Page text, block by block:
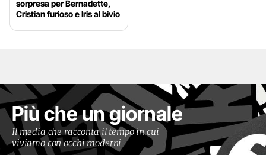
sorpresa per Bernadette,
Cristian furioso e Iris al bivio
Più che un giornale
Il media che racconta il tempo in cui
viviamo con occhi moderni